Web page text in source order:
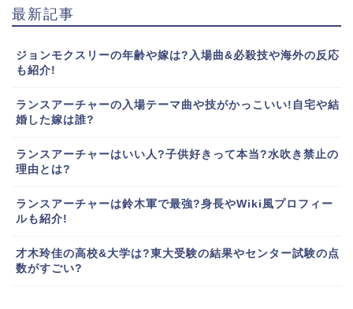
最新記事
ジョンモクスリーの年齢や嫁は?入場曲&必殺技や海外の反応
も紹介!
ランスアーチャーの入場テーマ曲や技がかっこいい!自宅や結
婚した嫁は誰?
ランスアーチャーはいい人?子供好きって本当?水吹き禁止の
理由とは?
ランスアーチャーは鈴木軍で最強?身長やWiki風プロフィー
ルも紹介!
才木玲佳の高校&大学は?東大受験の結果やセンター試験の点
数がすごい?